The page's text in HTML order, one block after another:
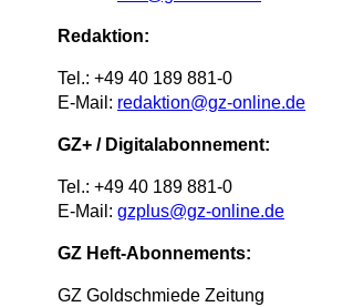
Redaktion:
Tel.: +49 40 189 881-0
E-Mail: redaktion@gz-online.de
GZ+ / Digitalabonnement:
Tel.: +49 40 189 881-0
E-Mail: gzplus@gz-online.de
GZ Heft-Abonnements:
GZ Goldschmiede Zeitung